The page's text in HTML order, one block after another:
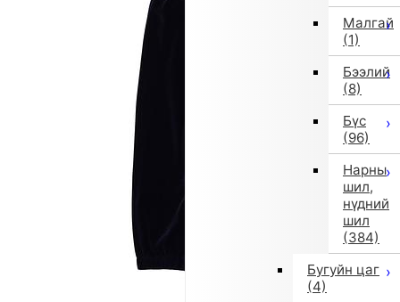
Малгай
(1)
Бээлий
(8)
Бүс
(96)
Нарны
шил,
нүдний
шил
(384)
Бугуйн цаг
(4)